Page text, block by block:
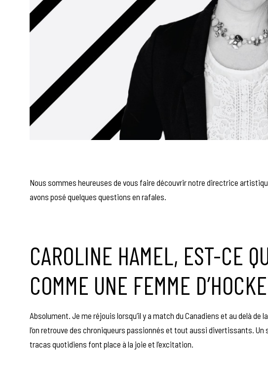
Nous sommes heureuses de vous faire découvrir notre directrice
avons posé quelques questions en rafales.
CAROLINE HAMEL, EST-CE
COMME UNE FEMME
Absolument. Je me réjouis lorsqu’il y a match du Canadiens et au delà
l’on retrouve des chroniqueurs passionnés et tout aussi divertissants. Un
tracas quotidiens font place à la joie et l’excitation.